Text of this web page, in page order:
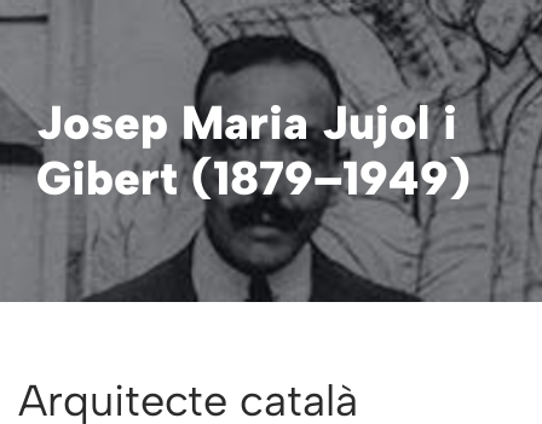
contingut
Josep Maria Jujol i
Gibert (1879–1949)
Arquitecte català